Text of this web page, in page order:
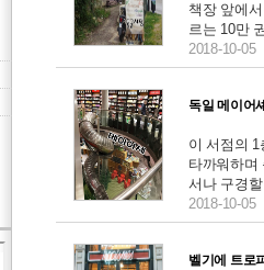
책장 앞에
르는 10만
2018-10-05
독일 메이어
이 서점의
타까워하며
서나 구경
2018-10-05
벨기에 트로